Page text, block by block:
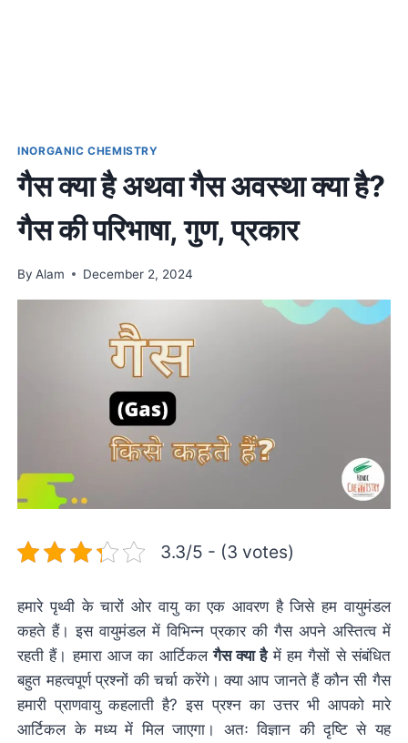
INORGANIC CHEMISTRY
गैस क्या है अथवा गैस अवस्था क्या है?
गैस की परिभाषा, गुण, प्रकार
By Alam December 2, 2024
3.3/5 - (3 votes)
हमारे पृथ्वी के चारों ओर वायु का एक आवरण है जिसे हम वायुमंडल
कहते हैं। इस वायुमंडल में विभिन्न प्रकार की गैस अपने अस्तित्व में
रहती हैं। हमारा आज का आर्टिकलगैस क्या हैमें हम गैसों से संबंधित
बहुत महत्वपूर्ण प्रश्नों की चर्चा करेंगे। क्या आप जानते हैं कौन सी गैस
हमारी प्राणवायु कहलाती है? इस प्रश्न का उत्तर भी आपको मारे
आर्टिकल के मध्य में मिल जाएगा। अतः विज्ञान की दृष्टि से यह